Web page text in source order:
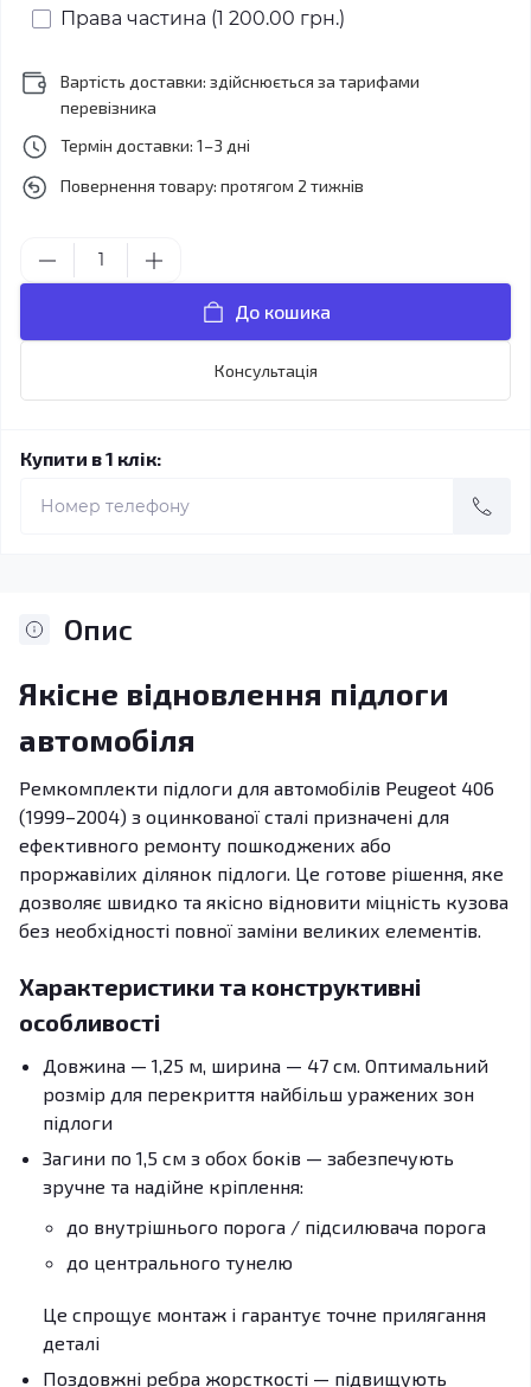
Права частина (1 200.00 грн.)
Вартість доставки: здійснюється за тарифами
перевізника
Термін доставки: 1–3 дні
Повернення товару: протягом 2 тижнів
До кошика
Консультація
Купити в 1 клік:
Опис
Якісне відновлення підлоги
автомобіля
Ремкомплекти підлоги для автомобілів Peugeot 406
(1999–2004) з оцинкованої сталі призначені для
ефективного ремонту пошкоджених або
проржавілих ділянок підлоги. Це готове рішення, яке
дозволяє швидко та якісно відновити міцність кузова
без необхідності повної заміни великих елементів.
Характеристики та конструктивні
особливості
Довжина — 1,25 м, ширина — 47 см. Оптимальний
розмір для перекриття найбільш уражених зон
підлоги
Загини по 1,5 см з обох боків — забезпечують
зручне та надійне кріплення:
до внутрішнього порога / підсилювача порога
до центрального тунелю
Це спрощує монтаж і гарантує точне прилягання
деталі
Поздовжні ребра жорсткості — підвищують